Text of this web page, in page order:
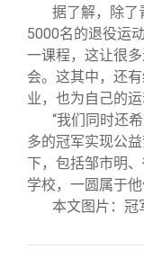
据了解，除了
5000名的退役运
一课程，这让很
会。这其中，还
业，也为自己的
“我们同时还
多的冠军实现公
下，包括邹市明
学校，一圆属于他
本文图片：冠